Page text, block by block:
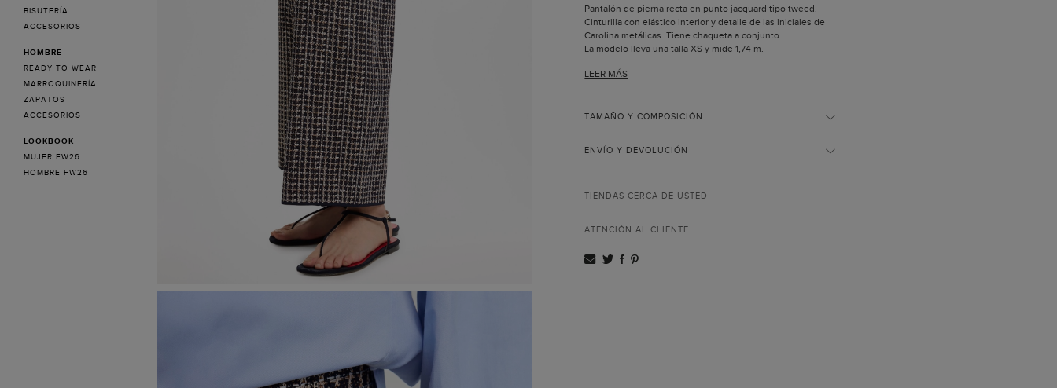
BISUTERÍA
ACCESORIOS
HOMBRE
READY TO WEAR
MARROQUINERÍA
ZAPATOS
ACCESORIOS
LOOKBOOK
MUJER FW26
HOMBRE FW26
Pantalón de pierna recta en punto jacquard tipo tweed.
Cinturilla con elástico interior y detalle de las iniciales de
Carolina metálicas. Tiene chaqueta a conjunto.
La modelo lleva una talla XS y mide 1,74 m.
LEER MÁS
TAMAÑO Y COMPOSICIÓN
ENVÍO Y DEVOLUCIÓN
TIENDAS CERCA DE USTED
ATENCIÓN AL CLIENTE